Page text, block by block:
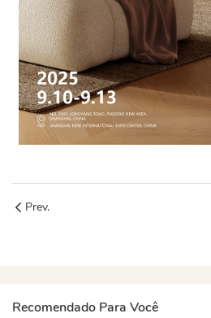
Prev.
Recomendado Para Você